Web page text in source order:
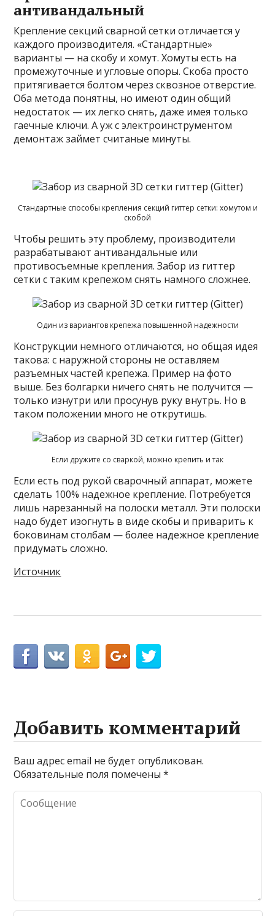
антивандальный
Крепление секций сварной сетки отличается у
каждого производителя. «Стандартные»
варианты — на скобу и хомут. Хомуты есть на
промежуточные и угловые опоры. Скоба просто
притягивается болтом через сквозное отверстие.
Оба метода понятны, но имеют один общий
недостаток — их легко снять, даже имея только
гаечные ключи. А уж с электроинструментом
демонтаж займет считаные минуты.
Стандартные способы крепления секций гиттер сетки: хомутом и
скобой
Чтобы решить эту проблему, производители
разрабатывают антивандальные или
противосъемные крепления. Забор из гиттер
сетки с таким крепежом снять намного сложнее.
Один из вариантов крепежа повышенной надежности
Конструкции немного отличаются, но общая идея
такова: с наружной стороны не оставляем
разъемных частей крепежа. Пример на фото
выше. Без болгарки ничего снять не получится —
только изнутри или просунув руку внутрь. Но в
таком положении много не открутишь.
Если дружите со сваркой, можно крепить и так
Если есть под рукой сварочный аппарат, можете
сделать 100% надежное крепление. Потребуется
лишь нарезанный на полоски металл. Эти полоски
надо будет изогнуть в виде скобы и приварить к
боковинам столбам — более надежное крепление
придумать сложно.
Источник
Добавить комментарий
Ваш адрес email не будет опубликован.
Обязательные поля помечены*